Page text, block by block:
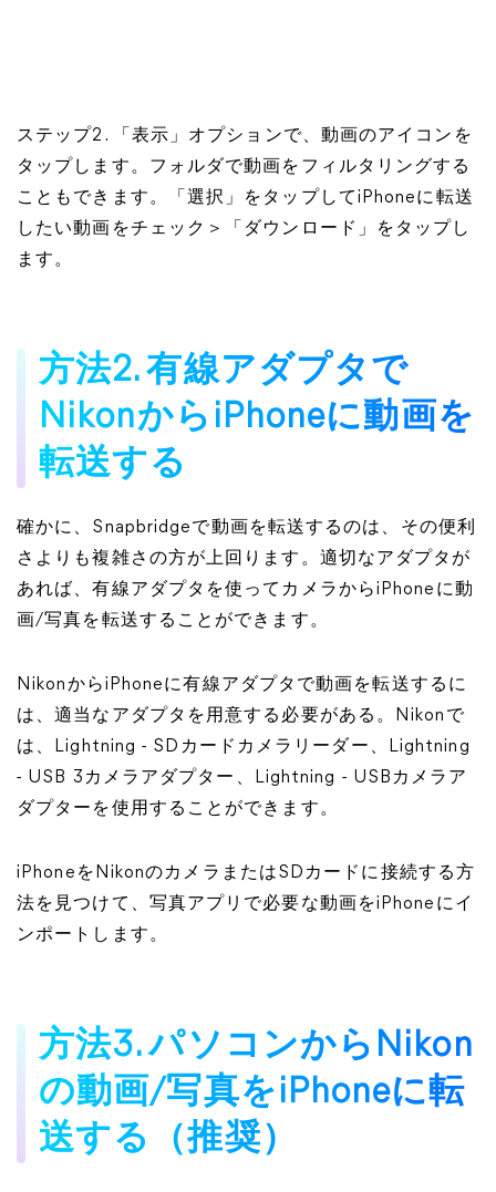
ステップ2. 「表示」オプションで、動画のアイコンを
タップします。フォルダで動画をフィルタリングする
こともできます。「選択」をタップしてiPhoneに転送
したい動画をチェック＞「ダウンロード」をタップし
ます。
方法2. 有線アダプタで
NikonからiPhoneに動画を
転送する
確かに、Snapbridgeで動画を転送するのは、その便利
さよりも複雑さの方が上回ります。適切なアダプタが
あれば、有線アダプタを使ってカメラからiPhoneに動
画/写真を転送することができます。
NikonからiPhoneに有線アダプタで動画を転送するに
は、適当なアダプタを用意する必要がある。Nikonで
は、Lightning - SDカードカメラリーダー、Lightning
- USB 3カメラアダプター、Lightning - USBカメラア
ダプターを使用することができます。
iPhoneをNikonのカメラまたはSDカードに接続する方
法を見つけて、写真アプリで必要な動画をiPhoneにイ
ンポートします。
方法3. パソコンからNikon
の動画/写真をiPhoneに転
送する（推奨）